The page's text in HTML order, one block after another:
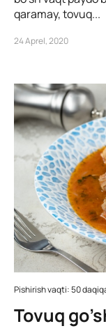
qaramay, tovuq...
24 Aprel, 2020
Pishirish vaqti: 50
Tovuq